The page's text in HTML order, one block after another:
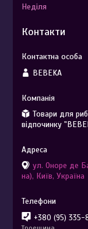
Неділя
Контакти
BEBEKA
Товари для
відпочинку
ул. Оноре де
на), Київ, Україна
+380 (95) 335-